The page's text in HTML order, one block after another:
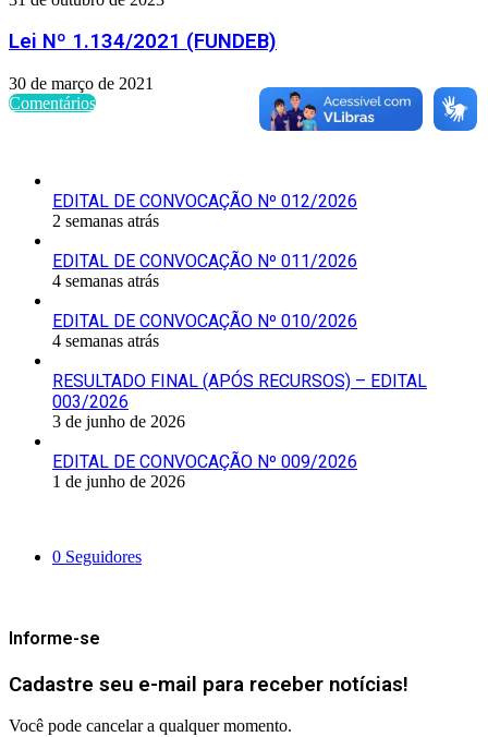
Lei Nº 1.134/2021 (FUNDEB)
30 de março de 2021
Comentários
EDITAL DE CONVOCAÇÃO Nº 012/2026
2 semanas atrás
EDITAL DE CONVOCAÇÃO Nº 011/2026
4 semanas atrás
EDITAL DE CONVOCAÇÃO Nº 010/2026
4 semanas atrás
RESULTADO FINAL (APÓS RECURSOS) – EDITAL
003/2026
3 de junho de 2026
EDITAL DE CONVOCAÇÃO Nº 009/2026
1 de junho de 2026
0 Seguidores
Informe-se
Cadastre seu e-mail para receber notícias!
Você pode cancelar a qualquer momento.